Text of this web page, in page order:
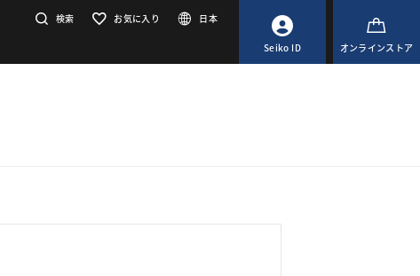
検索 お気に入り 日本
Seiko ID オンラインストア